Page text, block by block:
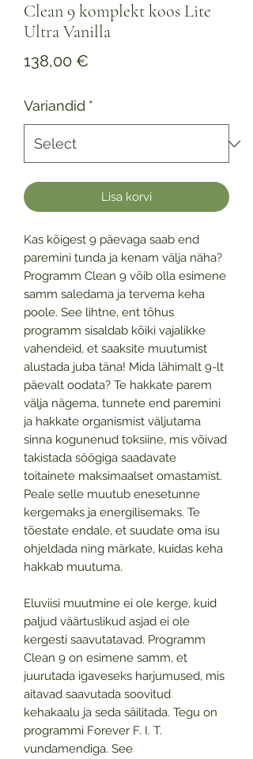
Clean 9 komplekt koos Lite
Ultra Vanilla
138,00 €
Variandid *
Lisa korvi
Kas kõigest 9 päevaga saab end
paremini tunda ja kenam välja näha?
Programm Clean 9 võib olla esimene
samm saledama ja tervema keha
poole. See lihtne, ent tõhus
programm sisaldab kõiki vajalikke
vahendeid, et saaksite muutumist
alustada juba täna! Mida lähimalt 9-lt
päevalt oodata? Te hakkate parem
välja nägema, tunnete end paremini
ja hakkate organismist väljutama
sinna kogunenud toksiine, mis võivad
takistada söögiga saadavate
toitainete maksimaalset omastamist.
Peale selle muutub enesetunne
kergemaks ja energilisemaks. Te
tõestate endale, et suudate oma isu
ohjeldada ning märkate, kuidas keha
hakkab muutuma.
Eluviisi muutmine ei ole kerge, kuid
paljud väärtuslikud asjad ei ole
kergesti saavutatavad. Programm
Clean 9 on esimene samm, et
juurutada igaveseks harjumused, mis
aitavad saavutada soovitud
kehakaalu ja seda säilitada. Tegu on
programmi Forever F. I. T.
vundamendiga. See